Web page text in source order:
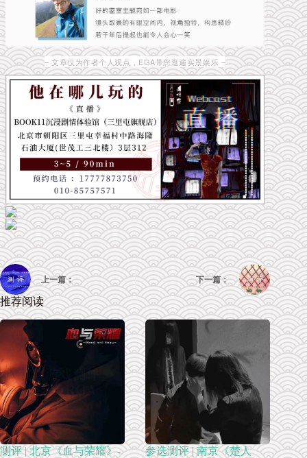
– 文章仅为作者个人观点，EGA带您逛遍实景娱乐 –
上一篇： 下一篇：
推荐阅读
测评 | 北京《血与荣耀》-
参选测评 | 南京《楚人